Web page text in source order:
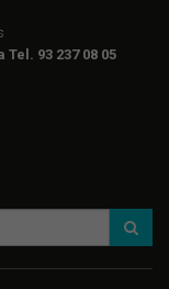
93 237 08 05